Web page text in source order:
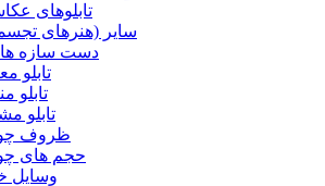
تابلوهای
سایر (هنرهای
دست سازه
تابلو
تابلو
تابلو
ظروف
حجم های
وسایل